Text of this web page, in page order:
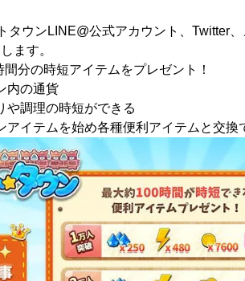
タウンLINE@公式アカウント、Twitter
ます。
分の時短アイテムをプレゼント！
内の通貨
や調理の時短ができる
アイテムを始め各種便利アイテムと交換